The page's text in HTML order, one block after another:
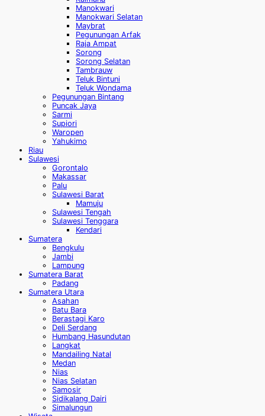
Manokwari
Manokwari Selatan
Maybrat
Pegunungan Arfak
Raja Ampat
Sorong
Sorong Selatan
Tambrauw
Teluk Bintuni
Teluk Wondama
Pegunungan Bintang
Puncak Jaya
Sarmi
Supiori
Waropen
Yahukimo
Riau
Sulawesi
Gorontalo
Makassar
Palu
Sulawesi Barat
Mamuju
Sulawesi Tengah
Sulawesi Tenggara
Kendari
Sumatera
Bengkulu
Jambi
Lampung
Sumatera Barat
Padang
Sumatera Utara
Asahan
Batu Bara
Berastagi Karo
Deli Serdang
Humbang Hasundutan
Langkat
Mandailing Natal
Medan
Nias
Nias Selatan
Samosir
Sidikalang Dairi
Simalungun